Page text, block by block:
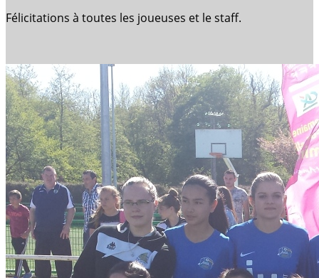
Félicitations à toutes les joueuses et le staff.